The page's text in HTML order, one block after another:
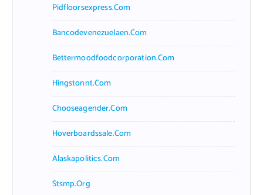
Pidfloorsexpress.com
Bancodevenezuelaen.com
Bettermoodfoodcorporation.com
Hingstonnt.com
Chooseagender.com
Hoverboardssale.com
Alaskapolitics.com
Stsmp.org